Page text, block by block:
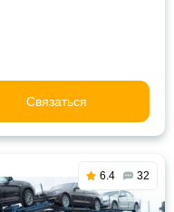
Связаться
6.4 32